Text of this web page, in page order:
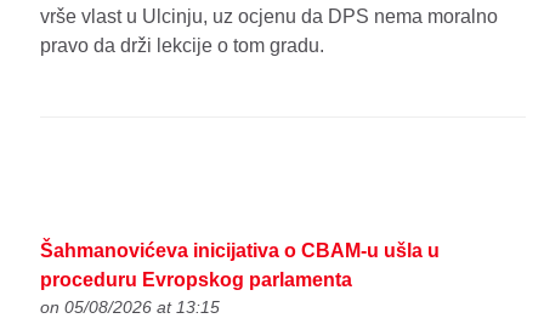
vrše vlast u Ulcinju, uz ocjenu da DPS nema moralno
pravo da drži lekcije o tom gradu.
Šahmanovićeva inicijativa o CBAM-u ušla u
proceduru Evropskog parlamenta
on 05/08/2026 at 13:15